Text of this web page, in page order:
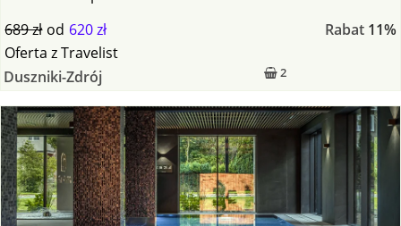
689 zł od 620 zł Rabat 11%
2
Oferta zTravelist
Duszniki-Zdrój